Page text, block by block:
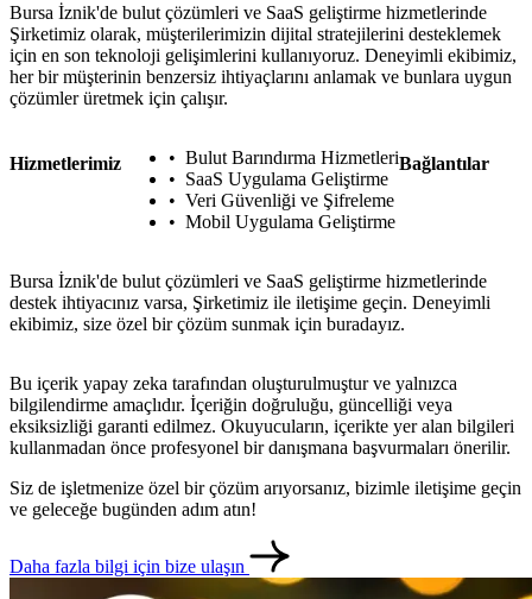
İletişim English
Bursa İznik'de bulut çözümleri ve SaaS geliştirme hizmetlerinde
Şirketimiz olarak, müşterilerimizin dijital stratejilerini desteklemek
için en son teknoloji gelişimlerini kullanıyoruz. Deneyimli ekibimiz,
her bir müşterinin benzersiz ihtiyaçlarını anlamak ve bunlara uygun
çözümler üretmek için çalışır.
Hizmetlerimiz
Bulut Barındırma Hizmetleri
SaaS Uygulama Geliştirme
Veri Güvenliği ve Şifreleme
Mobil Uygulama Geliştirme
Bağlantılar
Bursa İznik'de bulut çözümleri ve SaaS geliştirme hizmetlerinde
destek ihtiyacınız varsa, Şirketimiz ile iletişime geçin. Deneyimli
ekibimiz, size özel bir çözüm sunmak için buradayız.
Bu içerik yapay zeka tarafından oluşturulmuştur ve yalnızca
bilgilendirme amaçlıdır. İçeriğin doğruluğu, güncelliği veya
eksiksizliği garanti edilmez. Okuyucuların, içerikte yer alan bilgileri
kullanmadan önce profesyonel bir danışmana başvurmaları önerilir.
Siz de işletmenize özel bir çözüm arıyorsanız, bizimle iletişime geçin
ve geleceğe bugünden adım atın!
Daha fazla bilgi için bize ulaşın